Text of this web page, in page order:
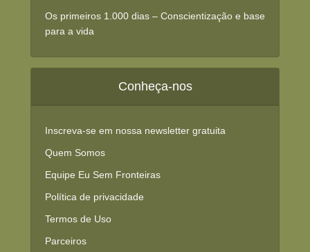
Os primeiros 1.000 dias – Conscientização e base
para a vida
Conheça-nos
Inscreva-se em nossa newsletter gratuita
Quem Somos
Equipe Eu Sem Fronteiras
Política de privacidade
Termos de Uso
Parceiros